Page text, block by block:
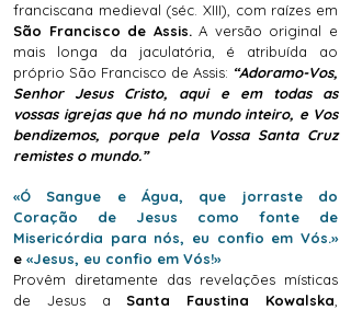
franciscana medieval (séc. XIII), com raízes em
São Francisco de Assis.A versão original e
mais longa da jaculatória, é atribuída ao
próprio São Francisco de Assis: “Adoramo-Vos,
Senhor Jesus Cristo, aqui e em todas as
vossas igrejas que há no mundo inteiro, e Vos
bendizemos, porque pela Vossa Santa Cruz
remistes o mundo.”
«Ó Sangue e Água, que jorraste do
Coração de Jesus como fonte de
Misericórdia para nós, eu confio em Vós.»
e «Jesus, eu confio em Vós!»
Provêm diretamente das revelações místicas
de Jesus a Santa Faustina Kowalska